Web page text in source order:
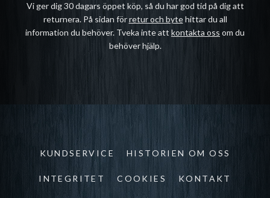
Vi ger dig 30 dagars öppet köp, så du har god tid på dig att
returnera. På sidan förretur och bytehittar du all
information du behöver. Tveka inte att kontakta oss om du
behöver hjälp.
KUNDSERVICE HISTORIEN OM OSS
INTEGRITET COOKIES KONTAKT